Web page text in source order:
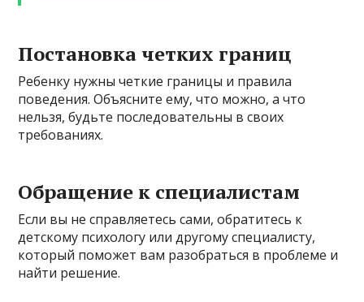
Постановка четких границ
Ребенку нужны четкие границы и правила
поведения. Объясните ему, что можно, а что
нельзя, будьте последовательны в своих
требованиях.
Обращение к специалистам
Если вы не справляетесь сами, обратитесь к
детскому психологу или другому специалисту,
который поможет вам разобраться в проблеме и
найти решение.